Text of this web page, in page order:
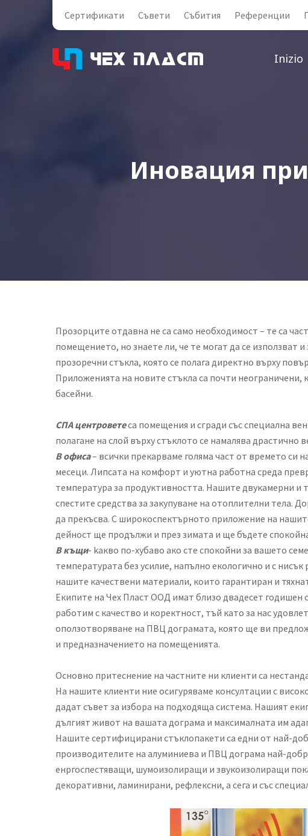
Сертификати Съвети Събития Референции
Inizio
Иновация
Прозорците отдавна не са само необходимост – те са
помещението, но знаете ли, че те могат да се използват
прозоречни стъкла, която се полага директно върху
Приложенията на новите стъкла са почти
басейни.
СПА центроветеса помещения и сгради със специална
полагане на слой върху стъклото се намалява драстично
В офиса– всички прекарваме голяма част от времето си
месеци. Липсата на комфорт и уютна работна среда
температура за продуктивността. Нашите двукамерни и
спестите средства за закупуване на отоплителни тела.
да прекъсва. С широкоспектърното приложение на
дейност ще продължи и през зимата и ще бъдете
В къщи- kакво по-хубаво ако сте спокойни за вашето
температурата без усилие, напълно екологично и с
нашите качествени материали, които гарантиран и
Екипите на Чех Пласт ООД имат близо двадесет
работим с качество и коректност, тъй като за нас
оползотворяване на ПВЦ дограмата, която ще ви
и предназначението на помещенията.
Основно притеснение на частните ни клиенти са
На нашите клиенти ние осигуряваме консултации с
дадат съвет за избора на подходяща система. Нашият
дългият живот на вашата дограма и максималната им
Нашите сертифицирани стъклопакети са едни от най-
производителите на алуминиева и ПВЦ дограма най-
енргоспестяващи, шумоизолиращи и звукоизолиращи
декоративни, ламинирани, рефлексни, а сега и със